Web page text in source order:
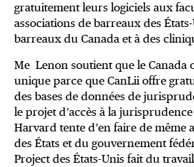
gratuitement leurs logiciels aux
associations de barreaux des
barreaux du Canada et à des
Me Lenon soutient que le Canada
unique parce que CanLii offre
des bases de données de
le projet d’accès à la
Harvard tente d’en faire de même
des États et du gouvernement
Project des États-Unis fait du